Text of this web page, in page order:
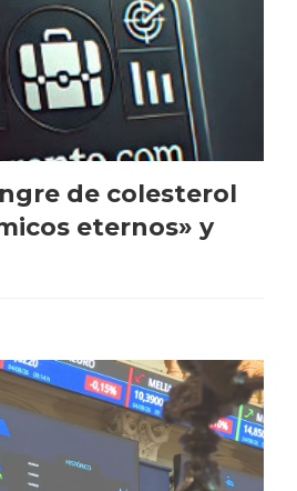
de colesterol
eternos» y